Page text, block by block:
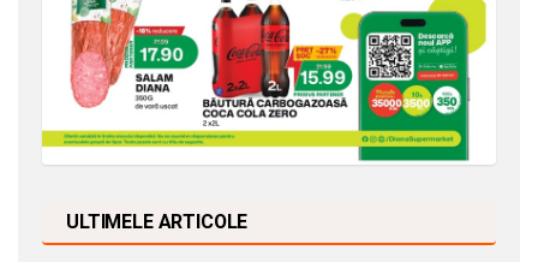
ULTIMELE ARTICOLE